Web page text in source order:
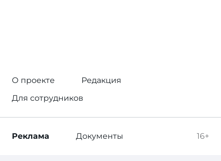
О проекте
Редакция
Для сотрудников
16+
Реклама Документы